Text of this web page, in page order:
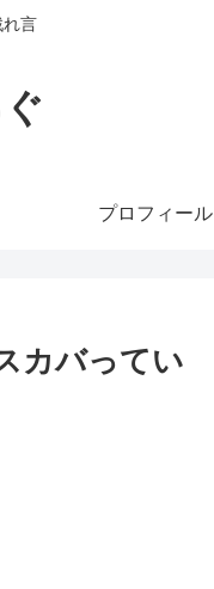
れ言
プロフィール
カバってい